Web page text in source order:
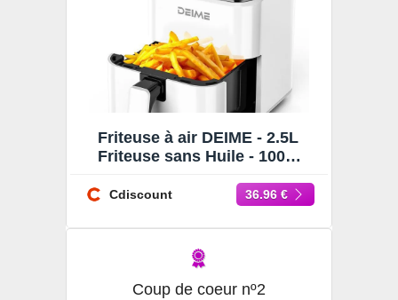
Friteuse à air DEIME - 2.5L
Friteuse sans Huile - 1000W
Temps Réglable
Cdiscount 36.96 €
Coup de coeur nº2